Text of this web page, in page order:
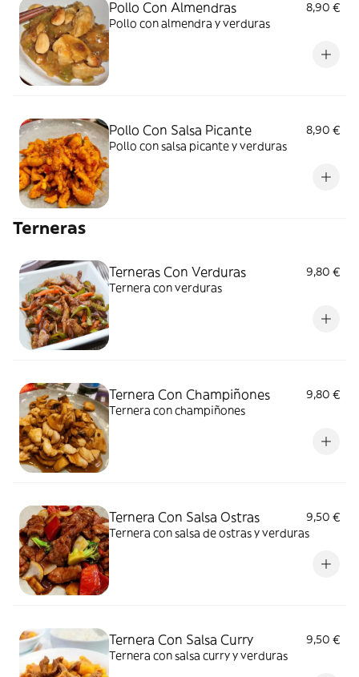
Pollo Con Almendras
8,90 €
Pollo con almendra y verduras
Pollo Con Salsa Picante
8,90 €
Pollo con salsa picante y verduras
Terneras
Terneras Con Verduras
9,80 €
Ternera con verduras
Ternera Con Champiñones
9,80 €
Ternera con champiñones
Ternera Con Salsa Ostras
9,50 €
Ternera con salsa de ostras y verduras
Ternera Con Salsa Curry
9,50 €
Ternera con salsa curry y verduras